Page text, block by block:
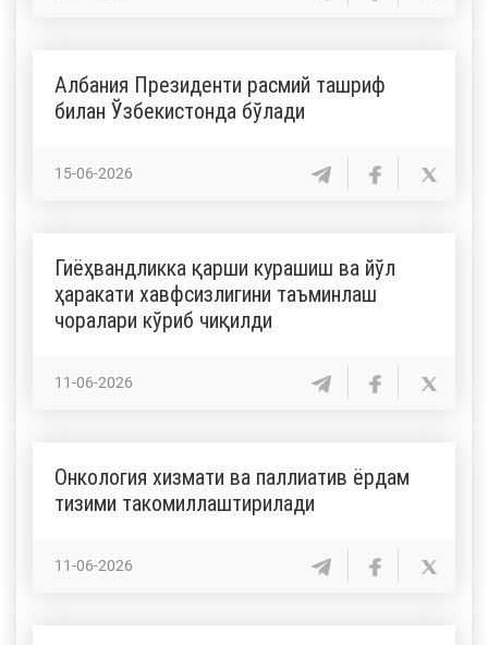
Албания Президенти расмий ташриф
билан Ўзбекистонда бўлади
15-06-2026
Гиёҳвандликка қарши курашиш ва йўл
ҳаракати хавфсизлигини таъминлаш
чоралари кўриб чиқилди
11-06-2026
Онкология хизмати ва паллиатив ёрдам
тизими такомиллаштирилади
11-06-2026